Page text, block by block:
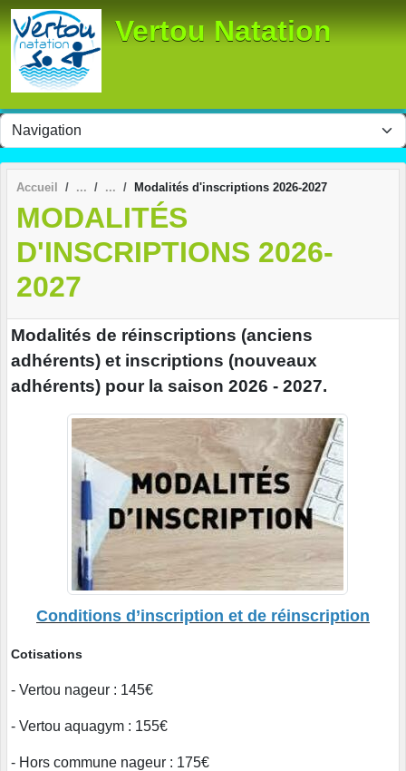
Vertou Natation
Accueil Modalités d'inscriptions 2026-2027
MODALITÉS
D'INSCRIPTIONS 2026-
2027
Modalités de réinscriptions (anciens
adhérents) et inscriptions (nouveaux
adhérents) pour la saison 2026 - 2027.
Conditions d’inscription et de réinscription
Cotisations
- Vertou nageur : 145€
- Vertou aquagym : 155€
- Hors commune nageur : 175€
Panneau de gestion des cookies